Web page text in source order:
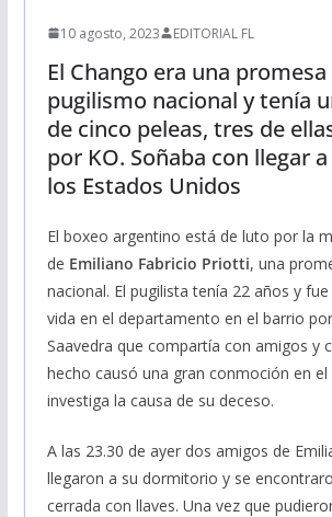
10 agosto, 2023 EDITORIAL FL
El Chango era una promesa
pugilismo nacional y tenía
de cinco peleas, tres de
por KO. Soñaba con llegar
los Estados Unidos
El boxeo argentino está de luto por la
de Emiliano Fabricio Priotti, una
nacional. El pugilista tenía 22 años y
vida en el departamento en el barrio
Saavedra que compartía con amigos y
hecho causó una gran conmoción en
investiga la causa de su deceso.
A las 23.30 de ayer dos amigos de
llegaron a su dormitorio y se
cerrada con llaves. Una vez que